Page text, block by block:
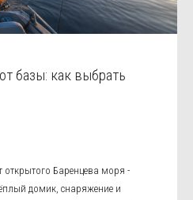
базы: как выбрать
открытого Баренцева моря -
домик, снаряжение и